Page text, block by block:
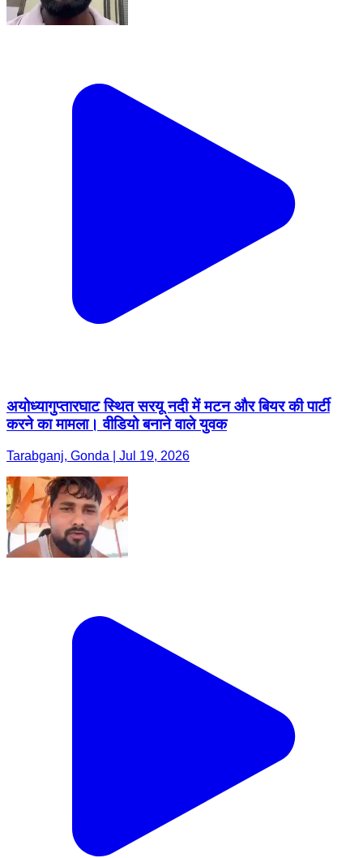
अयोध्यागुप्तारघाट स्थित सरयू नदी में मटन और बियर की पार्टी
करने का मामला। वीडियो बनाने वाले युवक
Tarabganj, Gonda | Jul 19, 2026